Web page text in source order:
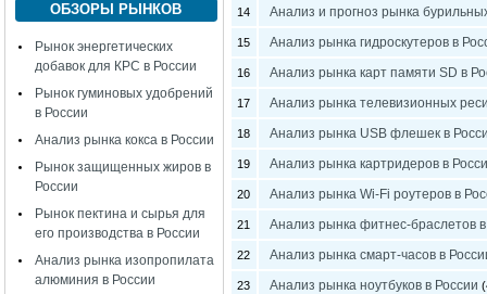
ОБЗОРЫ РЫНКОВ
Рынок энергетических
добавок для КРС в России
Рынок гуминовых удобрений
в России
Анализ рынка кокса в России
Рынок защищенных жиров в
России
Рынок пектина и сырья для
его производства в России
Анализ рынка изопропилата
алюминия в России
14 Анализ и прогноз рынка
15 Анализ рынка гидроскутеров в
16 Анализ рынка карт памяти SD в
17 Анализ рынка телевизионных
18 Анализ рынка USB флешек в
19 Анализ рынка картридеров в
20 Анализ рынка Wi-Fi роутеров в
21 Анализ рынка фитнес-браслетов
22 Анализ рынка смарт-часов в
23 Анализ рынка ноутбуков в России